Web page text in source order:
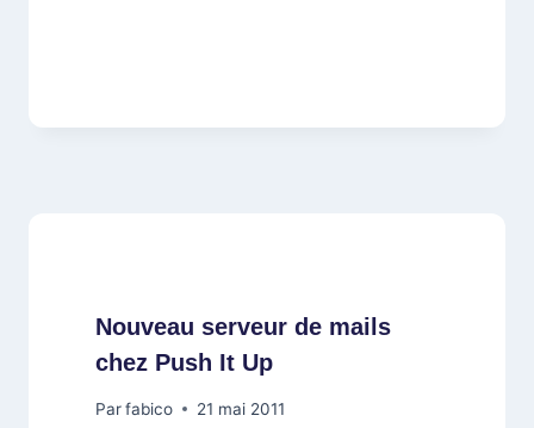
Nouveau serveur de mails
chez Push It Up
Parfabico 21 mai 2011